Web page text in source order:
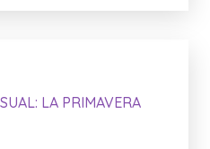
LA PRIMAVERA